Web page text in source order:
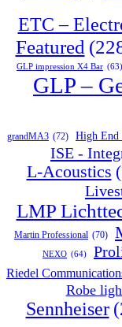
ETC –
Featured
GLP impression X4 Bar (63)
GLP –
grandMA3 (72) High End
ISE -
L-Acoustics
LMP
Martin Professional (70)
NEXO (64)
Riedel
Robe
Sennheiser